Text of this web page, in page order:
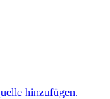
hinzufügen.